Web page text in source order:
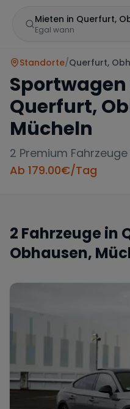
Mieten in Querfurt,
Egal wann
Marke
Mercedes
Zeitraum wählen
Standorte/Querfurt,
Querfurt,
Mücheln
2 Premium
Ab 179.00€/Tag
2 Fahrzeuge in
Obhausen,